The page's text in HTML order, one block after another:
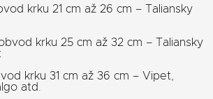
krku 21 cm až 26 cm – Taliansky
krku 25 cm až 32 cm – Taliansky
krku 31 cm až 36 cm – Vipet,
atd.